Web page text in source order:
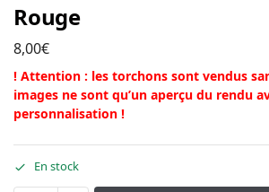
Rouge
8,00€
! Attention : les torchons sont vendus
images ne sont qu’un aperçu du rendu
personnalisation !
En stock